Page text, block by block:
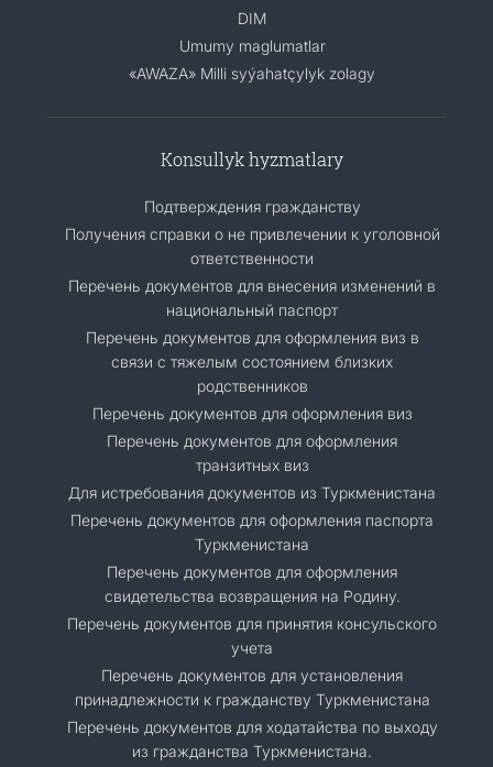
DIM
Umumy maglumatlar
«AWAZA» Milli syýahatçylyk zolagy
Konsullyk hyzmatlary
Подтверждения гражданству
Получения справки о не привлечении к уголовной
ответственности
Перечень документов для внесения изменений в
национальный паспорт
Перечень документов для оформления виз в
связи с тяжелым состоянием близких
родственников
Перечень документов для оформления виз
Перечень документов для оформления
транзитных виз
Для истребования документов из Туркменистана
Перечень документов для оформления паспорта
Туркменистана
Перечень документов для оформления
свидетельства возвращения на Родину.
Перечень документов для принятия консульского
учета
Перечень документов для установления
принадлежности к гражданству Туркменистана
Перечень документов для ходатайства по выходу
из гражданства Туркменистана.